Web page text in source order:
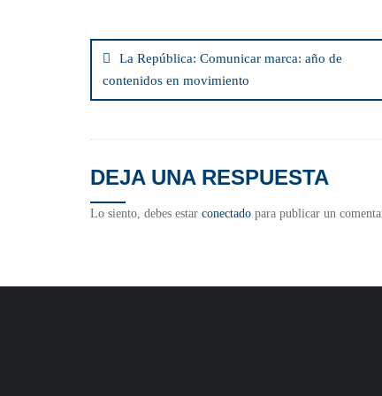
La República: Comunicar marca: año de
contenidos en movimiento
DEJA UNA RESPUESTA
Lo siento, debes estar conectado para publicar un